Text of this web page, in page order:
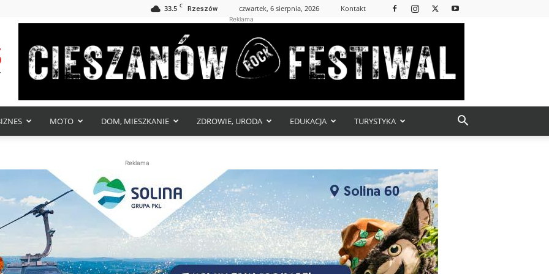
33.5 C Rzeszów czwartek, 6 sierpnia, 2026 Kontakt
Reklama
MOTO DOM, MIESZKANIE ZDROWIE, URODA EDUKACJA TURYSTYKA
Reklama